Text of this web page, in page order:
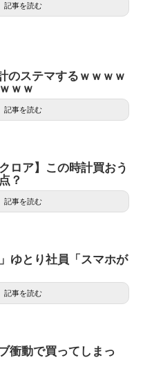
記事を読む
のステマするｗｗｗｗ
ｗｗ
記事を読む
ロア】この時計買おう
？
記事を読む
ゆとり社員「スマホが
記事を読む
衝動で買ってしまっ